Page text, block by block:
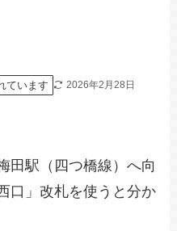
ています 2026年2月28日
田駅（四つ橋線）へ向
口」改札を使うと分か